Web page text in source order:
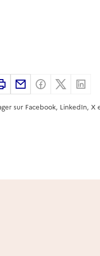
ImprimerPartager par email
Partager sur
sur Facebook, LinkedIn, X